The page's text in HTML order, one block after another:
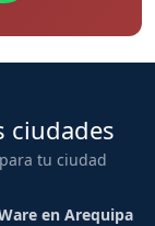
ciudades
tu ciudad
en Arequipa